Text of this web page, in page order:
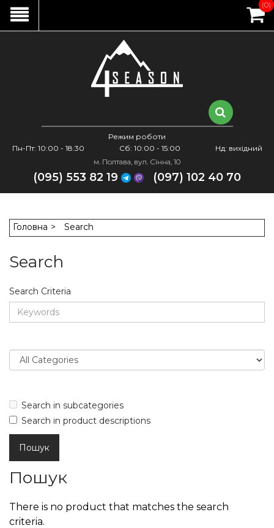
Режим роботи
Пн-Пт: 10:00 - 18:30
Сб: 10:00 - 15:00
Нд: вихідний
м. Полтава, вул. Сінна, 10
(095) 553 82 19 (097) 102 40 70
(0)
Головна Search
Search
Search Criteria
Search in subcategories
Search in product descriptions
Пошук
There is no product that matches the search
criteria.